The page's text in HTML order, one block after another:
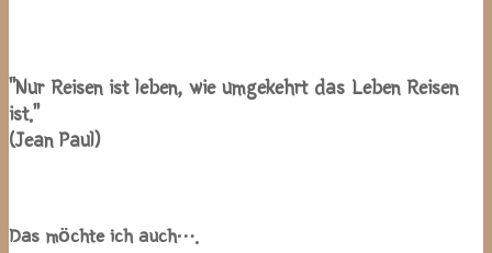
“Nur Reisen ist leben, wie umgekehrt das Leben Reisen
ist.”
(Jean Paul)
Das möchte ich auch….